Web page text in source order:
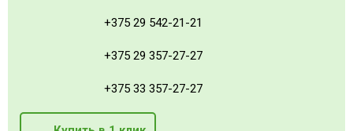
+375 29 542-21-21
+375 29 357-27-27
+375 33 357-27-27